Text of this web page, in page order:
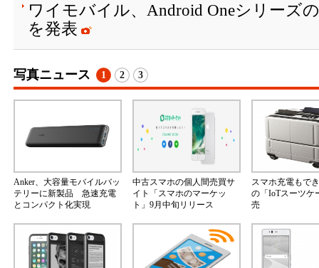
ワイモバイル、Android Oneシリーズ
を発表
写真ニュース 1 2 3
Anker、大容量モバイルバッ
テリーに新製品 急速充電
とコンパクト化実現
中古スマホの個人間売買サ
イト「スマホのマーケッ
ト」9月中旬リリース
スマホ充電もで
の「IoTスーツケ
売